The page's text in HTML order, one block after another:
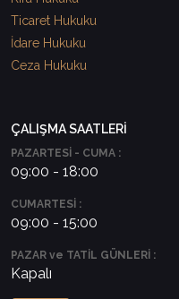
Ticaret Hukuku
İdare Hukuku
Ceza Hukuku
ÇALIŞMA SAATLERİ
PAZARTESİ - CUMA :
09:00 - 18:00
CUMARTESİ :
09:00 - 15:00
PAZAR ve TATİL GÜNLERİ :
Kapalı